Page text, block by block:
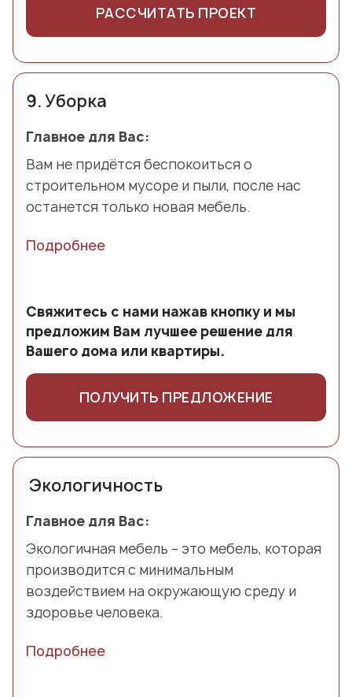
РАССЧИТАТЬ ПРОЕКТ
9.Уборка
Главное для Вас:
Вам не придётся беспокоиться о
строительном мусоре и пыли, после нас
останется только новая мебель.
Подробнее
Свяжитесь с нами нажав кнопку и мы
предложим Вам лучшее решение для
Вашего дома или квартиры.
ПОЛУЧИТЬ ПРЕДЛОЖЕНИЕ
Экологичность
Главное для Вас:
Экологичная мебель – это мебель, которая
производится с минимальным
воздействием на окружающую среду и
здоровье человека.
Подробнее